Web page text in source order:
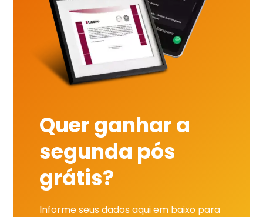
Quer ganhar a
segunda pós
grátis?
Informe seus dados aqui em baixo para